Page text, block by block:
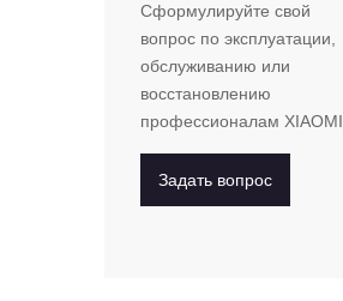
Сформулируйте свой
вопрос по эксплуатации,
обслуживанию или
восстановлению
профессионалам XIAOMI
Задать вопрос